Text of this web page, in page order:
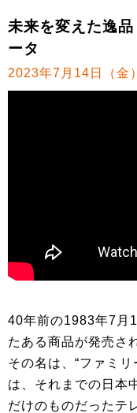
未来を変えた逸
ータ
2023年7月14日（金
40年前の1983年7月
たある商品が発売さ
その名は、“ファミ
は、それまでの日本
だけのものだったテ